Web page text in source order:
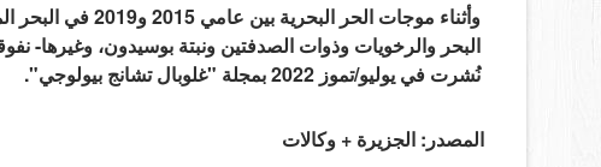
نُشرت في يوليو/تموز 2022 بمجلة "غلوبال تشانج بيولوجي".
المصدر: الجزيرة + وكالات